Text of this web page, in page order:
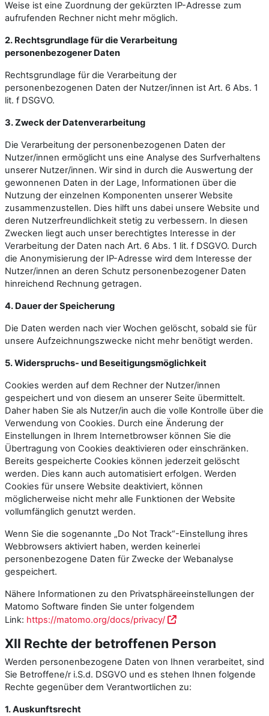
Weise ist eine Zuordnung der gekürzten IP-Adresse zum
aufrufenden Rechner nicht mehr möglich.
2. Rechtsgrundlage für die Verarbeitung
personenbezogener Daten
Rechtsgrundlage für die Verarbeitung der
personenbezogenen Daten der Nutzer/innen ist Art. 6 Abs. 1
lit. f DSGVO.
3. Zweck der Datenverarbeitung
Die Verarbeitung der personenbezogenen Daten der
Nutzer/innen ermöglicht uns eine Analyse des Surfverhaltens
unserer Nutzer/innen. Wir sind in durch die Auswertung der
gewonnenen Daten in der Lage, Informationen über die
Nutzung der einzelnen Komponenten unserer Website
zusammenzustellen. Dies hilft uns dabei unsere Website und
deren Nutzerfreundlichkeit stetig zu verbessern. In diesen
Zwecken liegt auch unser berechtigtes Interesse in der
Verarbeitung der Daten nach Art. 6 Abs. 1 lit. f DSGVO. Durch
die Anonymisierung der IP-Adresse wird dem Interesse der
Nutzer/innen an deren Schutz personenbezogener Daten
hinreichend Rechnung getragen.
4. Dauer der Speicherung
Die Daten werden nach vier Wochen gelöscht, sobald sie für
unsere Aufzeichnungszwecke nicht mehr benötigt werden.
5. Widerspruchs- und Beseitigungsmöglichkeit
Cookies werden auf dem Rechner der Nutzer/innen
gespeichert und von diesem an unserer Seite übermittelt.
Daher haben Sie als Nutzer/in auch die volle Kontrolle über die
Verwendung von Cookies. Durch eine Änderung der
Einstellungen in Ihrem Internetbrowser können Sie die
Übertragung von Cookies deaktivieren oder einschränken.
Bereits gespeicherte Cookies können jederzeit gelöscht
werden. Dies kann auch automatisiert erfolgen. Werden
Cookies für unsere Website deaktiviert, können
möglicherweise nicht mehr alle Funktionen der Website
vollumfänglich genutzt werden.
Wenn Sie die sogenannte „Do Not Track“-Einstellung ihres
Webbrowsers aktiviert haben, werden keinerlei
personenbezogene Daten für Zwecke der Webanalyse
gespeichert.
Nähere Informationen zu den Privatsphäreeinstellungen der
Matomo Software finden Sie unter folgendem
Link: https://matomo.org/docs/privacy/
XII Rechte der betroffenen Person
Werden personenbezogene Daten von Ihnen verarbeitet, sind
Sie Betroffene/r i.S.d. DSGVO und es stehen Ihnen folgende
Rechte gegenüber dem Verantwortlichen zu:
1. Auskunftsrecht